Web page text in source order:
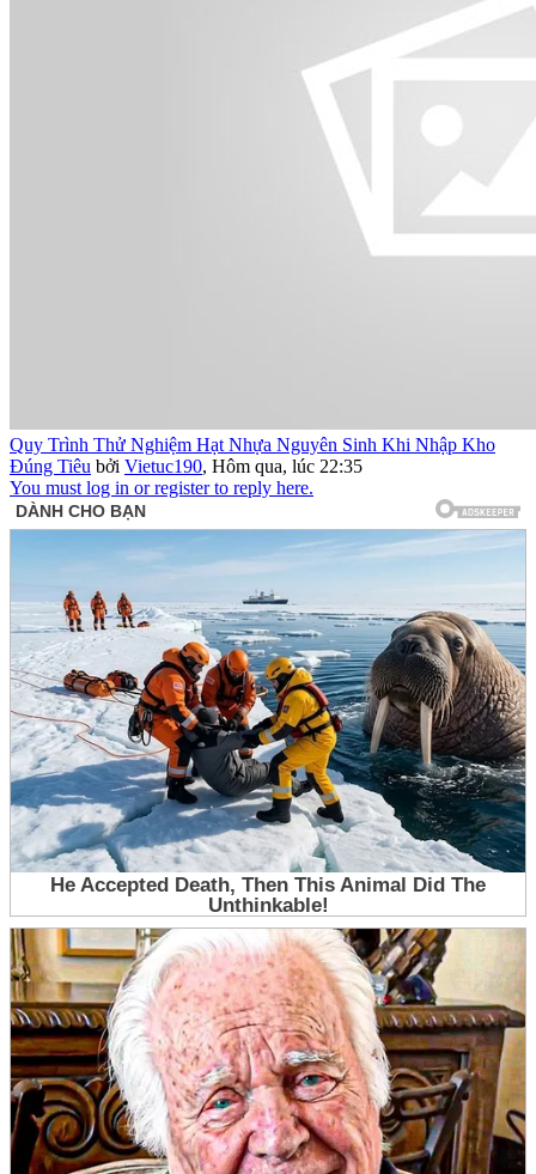
Quy Trình Thử Nghiệm Hạt Nhựa Nguyên Sinh Khi Nhập Kho
Đúng Tiêu bởi Vietuc190, Hôm qua, lúc 22:35
You must log in or register to reply here.